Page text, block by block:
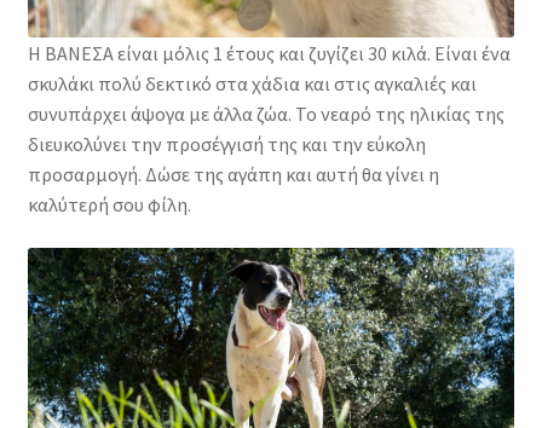
Η ΒΑΝΕΣΑ είναι μόλις 1 έτους και ζυγίζει 30 κιλά. Είναι ένα
σκυλάκι πολύ δεκτικό στα χάδια και στις αγκαλιές και
συνυπάρχει άψογα με άλλα ζώα. Το νεαρό της ηλικίας της
διευκολύνει την προσέγγισή της και την εύκολη
προσαρμογή. Δώσε της αγάπη και αυτή θα γίνει η
καλύτερή σου φίλη.